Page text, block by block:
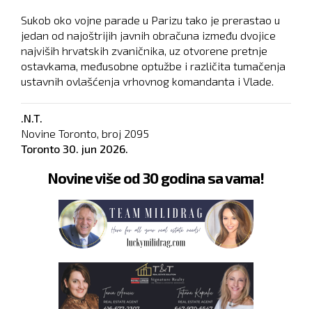
Sukob oko vojne parade u Parizu tako je prerastao u
jedan od najoštrijih javnih obračuna između dvojice
najviših hrvatskih zvaničnika, uz otvorene pretnje
ostavkama, međusobne optužbe i različita tumačenja
ustavnih ovlašćenja vrhovnog komandanta i Vlade.
.N.T.
Novine Toronto, broj 2095
Toronto 30. jun 2026.
Novine više od 30 godina sa vama!